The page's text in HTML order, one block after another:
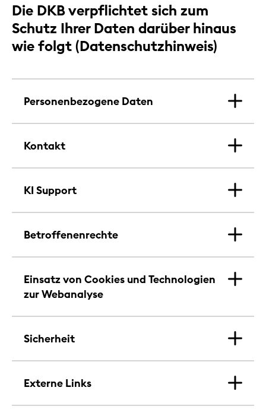
Die DKB verpflichtet sich zum
Schutz Ihrer Daten darüber hinaus
wie folgt (Datenschutzhinweis)
Personenbezogene Daten
Kontakt
KI Support
Betroffenenrechte
Einsatz von Cookies und Technologien
zur Webanalyse
Sicherheit
Externe Links